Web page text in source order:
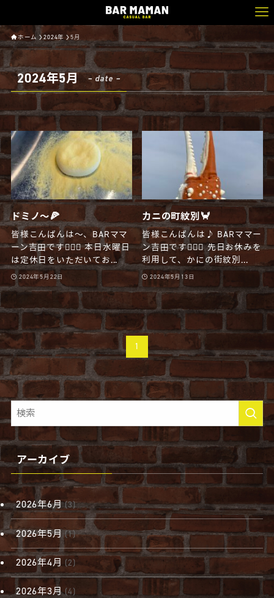
ホーム 2024年 5月
2024年5月 – date –
ドミノ〜🍕
皆様こんばんは〜、BARママ
ーン吉田です🧔🏻‍♂️ 本日水曜日
は定休日をいただいてお...
2024年5月22日
カニの町紋別🦀
皆様こんばんは♪ BARママー
ン吉田です🧔🏻‍♂️ 先日お休みを
利用して、かにの街紋別...
2024年5月13日
1
アーカイブ
2026年6月(3)
2026年5月(1)
2026年4月 (2)
2026年3月(4)